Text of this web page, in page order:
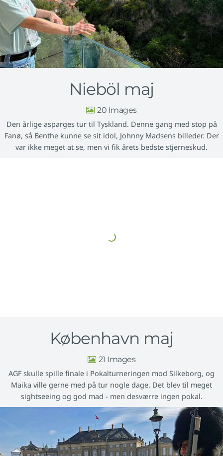
Nieböl maj
20
Den årlige asparges tur til Tyskland. Denne gang med stop på
Fanø, så Benthe kunne se sit idol, Johnny Madsens billeder. Der
var ikke meget at se, men vi fik årets bedste stjerneskud.
København maj
21
AGF skulle spille finale i Pokalturneringen mod Silkeborg, og
Maika ville gerne med på tur nogle dage. Det blev til meget
sightseeing og god mad - men desværre ingen pokal.